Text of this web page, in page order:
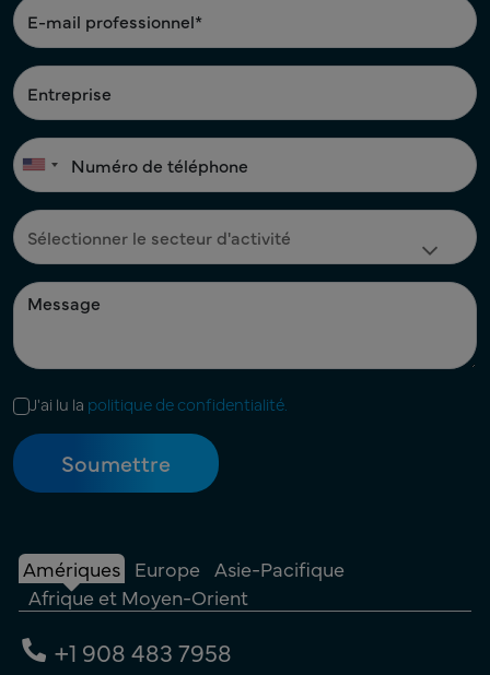
J'ai lu la politique de confidentialité.
Amériques Europe Asie-Pacifique
Afrique et Moyen-Orient
+1 908 483 7958